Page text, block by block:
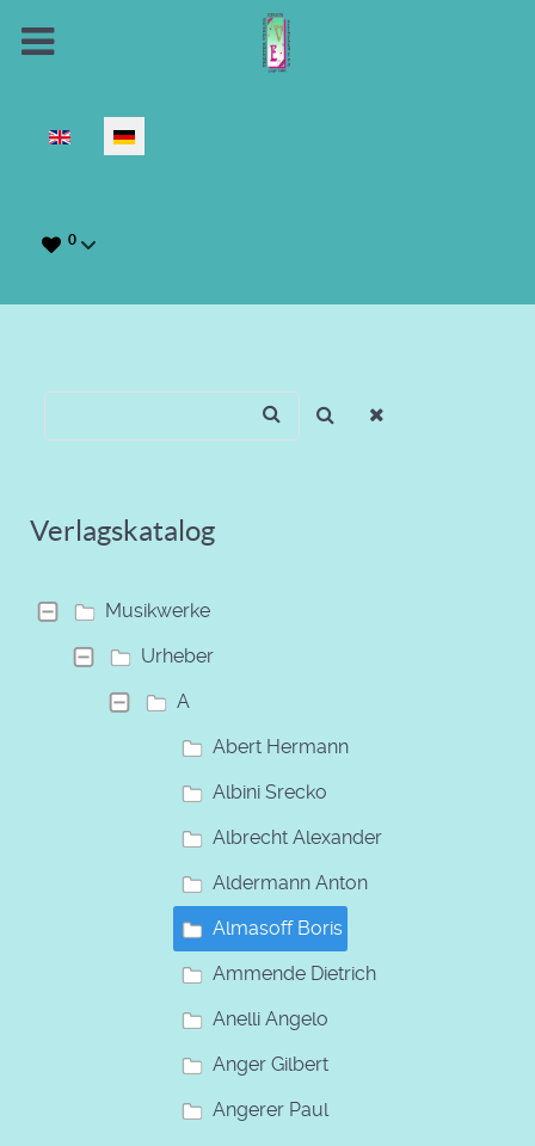
Sprache auswählen
0
Verlagskatalog
Musikwerke
Urheber
A
Abert Hermann
Albini Srecko
Albrecht Alexander
Aldermann Anton
Almasoff Boris
Ammende Dietrich
Anelli Angelo
Anger Gilbert
Angerer Paul